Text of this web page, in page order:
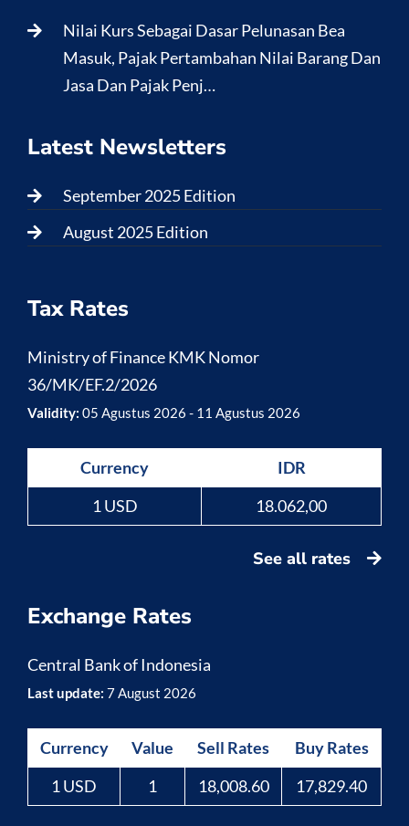
Nilai Kurs Sebagai Dasar Pelunasan Bea
Masuk, Pajak Pertambahan Nilai Barang Dan
Jasa Dan Pajak Penj…
Latest Newsletters
September 2025 Edition
August 2025 Edition
Tax Rates
Ministry of Finance KMK Nomor
36/MK/EF.2/2026
Validity: 05 Agustus 2026 - 11 Agustus 2026
Currency
IDR
1 USD
18.062,00
See all rates
Exchange Rates
Central Bank of Indonesia
Last update: 7 August 2026
Currency Value Sell Rates
Buy Rates
1 USD
1 18,008.60 17,829.40